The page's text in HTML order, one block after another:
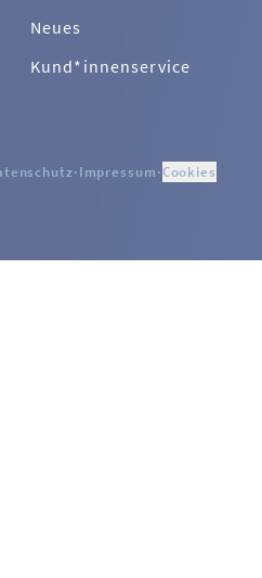
Neues
Kund*innenservice
·Impressum·Cookies